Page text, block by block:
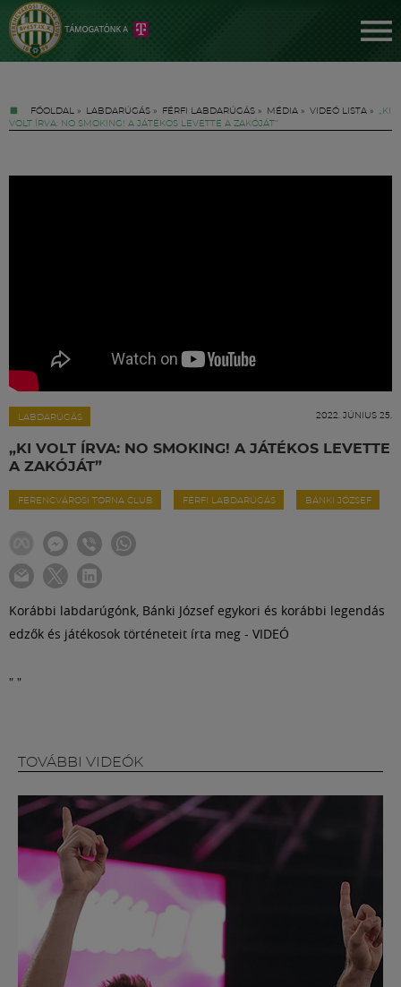
FŐOLDAL » LABDARÚGÁS » FÉRFI LABDARÚGÁS » MÉDIA » VIDEÓ LISTA » „KI
VOLT ÍRVA: NO SMOKING! A JÁTÉKOS LEVETTE A ZAKÓJÁT”
LABDARÚGÁS 2022. JÚNIUS 25.
„KI VOLT ÍRVA: NO SMOKING! A JÁTÉKOS LEVETTE
A ZAKÓJÁT”
FERENCVÁROSI TORNA CLUB FÉRFI LABDARÚGÁS BÁNKI JÓZSEF
Korábbi labdarúgónk, Bánki József egykori és korábbi legendás
edzők és játékosok történeteit írta meg - VIDEÓ
" "
TOVÁBBI VIDEÓK
Hírek
Labdarúgás
Szakosztályok
Klub
Szolgáltatások
Múzeum
English